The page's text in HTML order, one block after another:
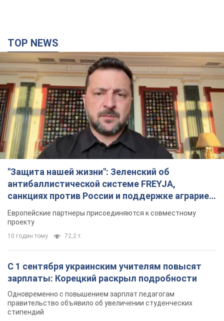
TOP NEWS
"Защита нашей жизни": Зеленский об
антибаллистической системе FREYJA,
санкциях против России и поддержке аграриев.
Видео
Европейские партнеры присоединяются к совместному
проекту
10 годин тому 72,2 т.
С 1 сентября украинским учителям повысят
зарплаты: Корецкий раскрыл подробности
Одновременно с повышением зарплат педагогам
правительство объявило об увеличении студенческих
стипендий